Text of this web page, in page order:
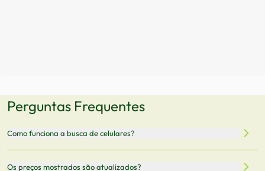
Perguntas Frequentes
Como funciona a busca de celulares?
Os preços mostrados são atualizados?